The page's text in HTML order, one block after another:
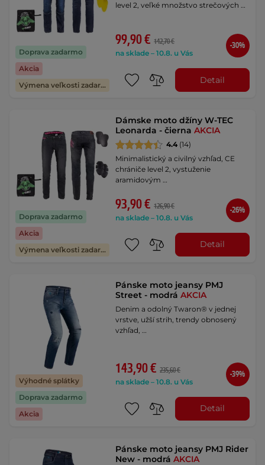
Doprava zadarmo
Akcia
Výmena veľkosti zadarmo
level 2, veľké množstvo strečových …
99,90 € 142,70 €
na sklade – 10.8. u Vás
-30%
Detail
Doprava zadarmo
Akcia
Výmena veľkosti zadarmo
Dámske moto džíny W-TEC
Leonarda - čiernaAKCIA
4.4 (14)
Minimalistický a civilný vzhľad, CE
chrániče level 2, vystuženie
aramidovým …
93,90 € 126,90 €
na sklade – 10.8. u Vás
-26%
Detail
Výhodné splátky
Doprava zadarmo
Akcia
Pánske moto jeansy PMJ
Street - modráAKCIA
Denim a odolný Twaron® v jednej
vrstve, užší strih, trendy obnosený
vzhľad, …
143,90 € 235,60 €
na sklade – 10.8. u Vás
-39%
Detail
Pánske moto jeansy PMJ Rider
New - modráAKCIA